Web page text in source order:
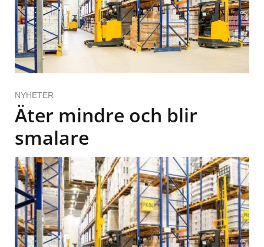
NYHETER
Äter mindre och blir
smalare